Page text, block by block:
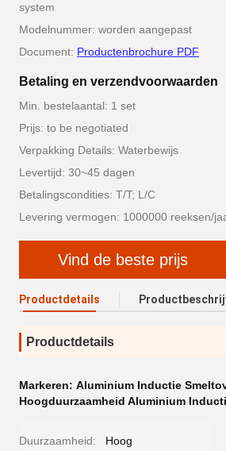
system
Modelnummer: worden aangepast
Document: Productenbrochure PDF
Betaling en verzendvoorwaarden
Min. bestelaantal: 1 set
Prijs: to be negotiated
Verpakking Details: Waterbewijs
Levertijd: 30~45 dagen
Betalingscondities: T/T; L/C
Levering vermogen: 1000000 reeksen/
Vind de beste prijs
Productdetails
Productdetails
Markeren: Aluminium Inductie
Hoogduurzaamheid Aluminium
Duurzaamheid: Hoog